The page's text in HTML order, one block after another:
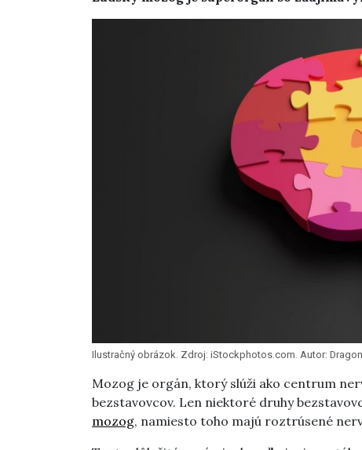
Ilustračný obrázok. Zdroj: iStockphotos.com. Autor:
Mozog je orgán, ktorý slúži ako centrum
bezstavovcov. Len niektoré druhy
mozog, namiesto toho majú roztrúsené